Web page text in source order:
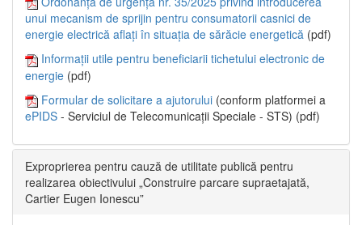
unui mecanism de sprijin pentru consumatorii casnici de
energie electrică aflați în situația de sărăcie energetică (pdf)
Informații utile pentru beneficiarii tichetului electronic de
energie (pdf)
Formular de solicitare a ajutorului (conform platformei a
ePIDS - Serviciul de Telecomunicații Speciale - STS) (pdf)
Exproprierea pentru cauză de utilitate publică pentru
realizarea obiectivului „Construire parcare supraetajată,
Cartier Eugen Ionescu”